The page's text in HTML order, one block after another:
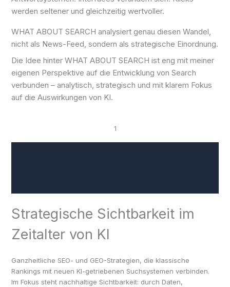
werden seltener und gleichzeitig wertvoller.
WHAT ABOUT SEARCH analysiert genau diesen Wandel,
nicht als News-Feed, sondern als strategische Einordnung.
Die Idee hinter WHAT ABOUT SEARCH ist eng mit meiner
eigenen Perspektive auf die Entwicklung von Search
verbunden – analytisch, strategisch und mit klarem Fokus
auf die Auswirkungen von KI.
1
Strategische Sichtbarkeit im
Zeitalter von KI
Ganzheitliche SEO- und GEO-Strategien, die klassische
Rankings mit neuen KI-getriebenen Suchsystemen verbinden.
Im Fokus steht nachhaltige Sichtbarkeit: durch Daten,